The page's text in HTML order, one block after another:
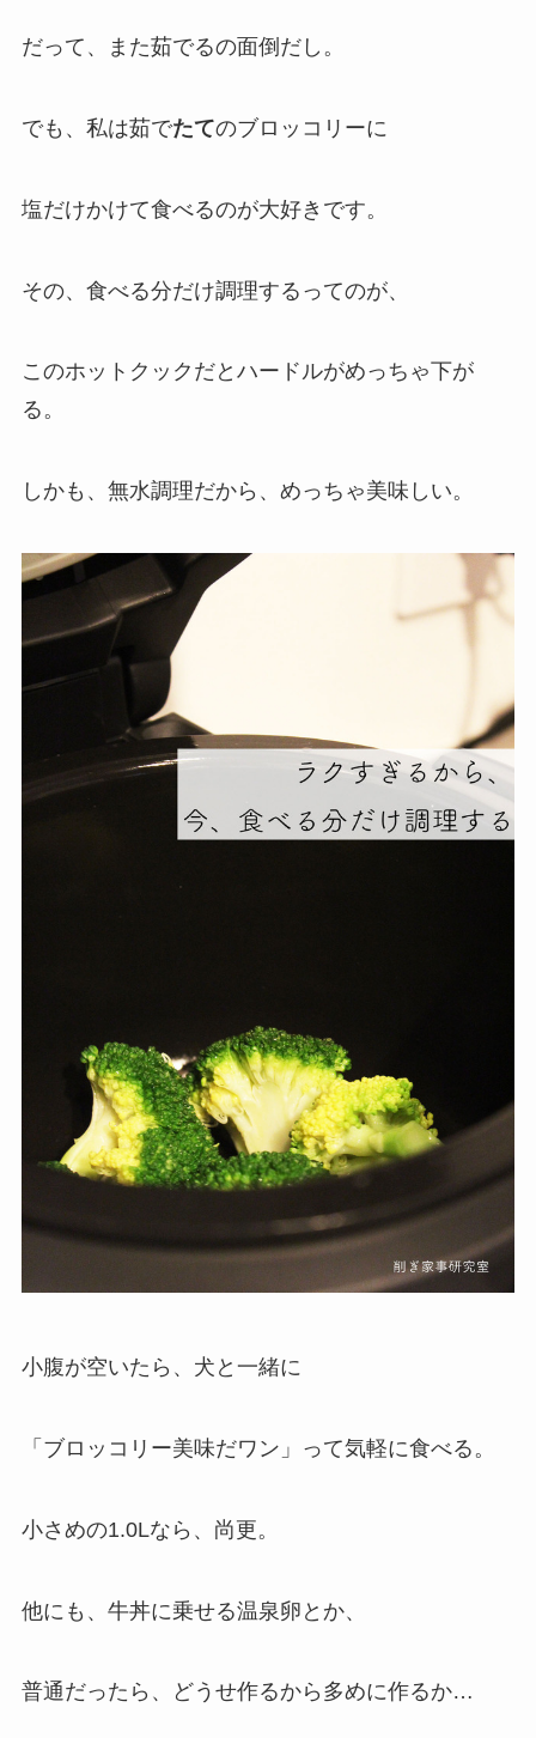
だって、また茹でるの面倒だし。
でも、私は茹でたてのブロッコリーに
塩だけかけて食べるのが大好きです。
その、食べる分だけ調理するってのが、
このホットクックだとハードルがめっちゃ下が
る。
しかも、無水調理だから、めっちゃ美味しい。
小腹が空いたら、犬と一緒に
「ブロッコリー美味だワン」って気軽に食べる。
小さめの1.0Lなら、尚更。
他にも、牛丼に乗せる温泉卵とか、
普通だったら、どうせ作るから多めに作るか…